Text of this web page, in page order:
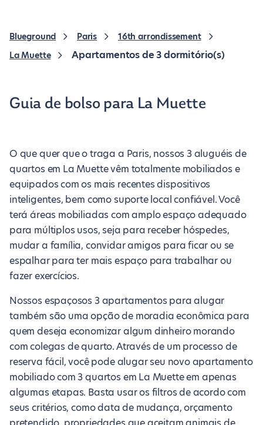
Blueground Paris
16th arrondissement
La Muette
Apartamentos de 3 dormitório(s)
Guia de bolso para La Muette
O que quer que o traga a Paris, nossos 3 aluguéis de
quartos em La Muette vêm totalmente mobiliados e
equipados com os mais recentes dispositivos
inteligentes, bem como suporte local confiável. Você
terá áreas mobiliadas com amplo espaço adequado
para múltiplos usos, seja para receber hóspedes,
mudar a família, convidar amigos para ficar ou se
espalhar para ter mais espaço para trabalhar ou
fazer exercícios.
Nossos espaçosos 3 apartamentos para alugar
também são uma opção de moradia econômica para
quem deseja economizar algum dinheiro morando
com colegas de quarto. Através de um processo de
reserva fácil, você pode alugar seu novo apartamento
mobiliado com 3 quartos em La Muette em apenas
algumas etapas. Basta usar os filtros de acordo com
seus critérios, como data de mudança, orçamento